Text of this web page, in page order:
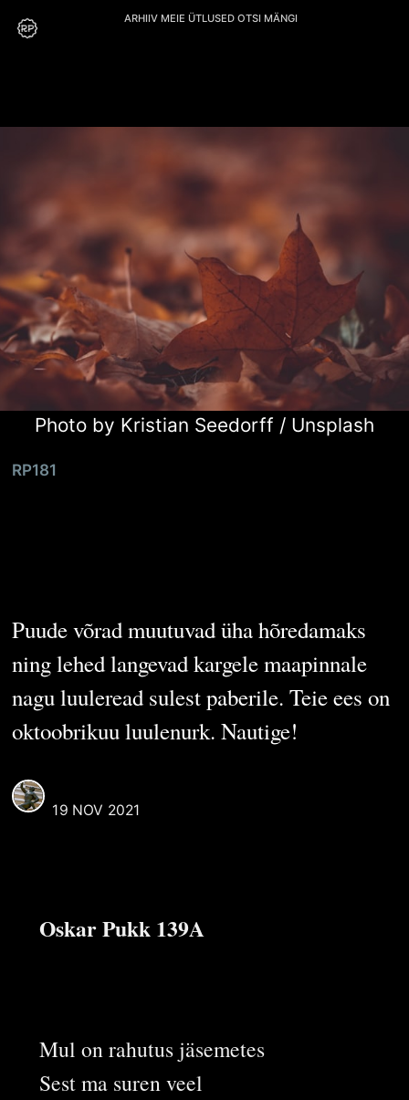
ARHIIV MEIE ÜTLUSED OTSI MÄNGI
Photo by Kristian Seedorff / Unsplash
RP181
Puude võrad muutuvad üha hõredamaks
ning lehed langevad kargele maapinnale
nagu luuleread sulest paberile. Teie ees on
oktoobrikuu luulenurk. Nautige!
19 NOV 2021
Oskar Pukk 139A
Mul on rahutus jäsemetes
Sest ma suren veel